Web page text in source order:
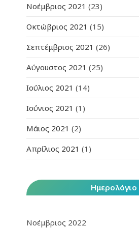
Νοέμβριος 2021 (23)
Οκτώβριος 2021 (15)
Σεπτέμβριος 2021 (26)
Αύγουστος 2021 (25)
Ιούλιος 2021 (14)
Ιούνιος 2021 (1)
Μάιος 2021 (2)
Απρίλιος 2021 (1)
Ημερολόγιο
Νοέμβριος 2022